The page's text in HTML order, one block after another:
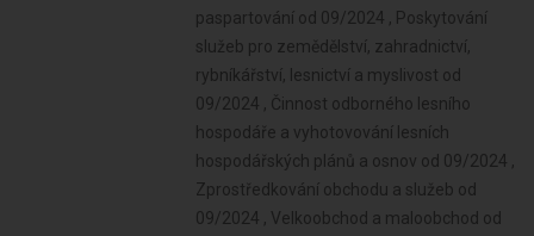
paspartování od 09/2024 , Poskytování
služeb pro zemědělství, zahradnictví,
rybníkářství, lesnictví a myslivost od
09/2024 , Činnost odborného lesního
hospodáře a vyhotovování lesních
hospodářských plánů a osnov od 09/2024 ,
Zprostředkování obchodu a služeb od
09/2024 , Velkoobchod a maloobchod od